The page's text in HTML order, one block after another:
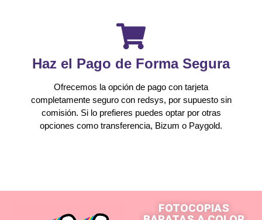
Haz el Pago de Forma Segura
Ofrecemos la opción de pago con tarjeta
completamente seguro con redsys, por supuesto sin
comisión. Si lo prefieres puedes optar por otras
opciones como transferencia, Bizum o Paygold.
FOTOCOPIAS